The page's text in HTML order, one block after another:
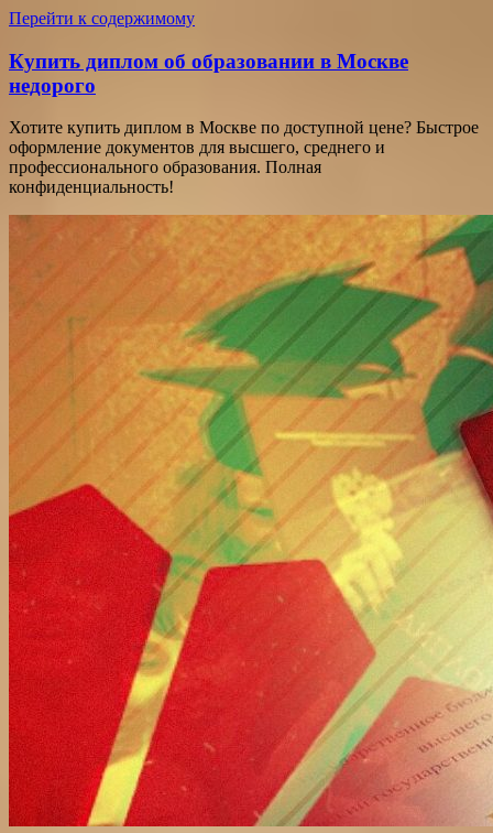
Перейти к содержимому
Купить диплом об образовании в Москве
недорого
Хотите купить диплом в Москве по доступной цене? Быстрое
оформление документов для высшего, среднего и
профессионального образования. Полная
конфиденциальность!